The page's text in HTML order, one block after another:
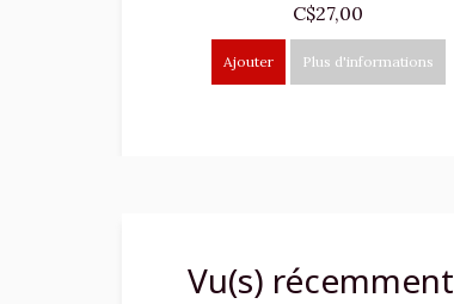
C$27,00
Ajouter Plus d'informations
Vu(s) récemment